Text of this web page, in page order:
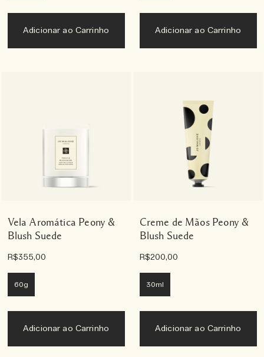
Adicionar ao Carrinho Adicionar ao Carrinho
Vela Aromática Peony &
Blush Suede
R$355,00
60g
Adicionar ao Carrinho
Creme de Mãos Peony &
Blush Suede
R$200,00
30ml
Adicionar ao Carrinho